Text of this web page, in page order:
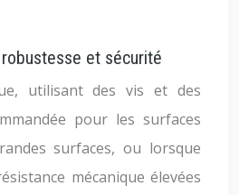
et sécurité
utilisant des vis et des
pour les surfaces
surfaces, ou lorsque
mécanique élevées